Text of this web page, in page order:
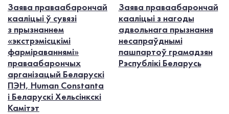
Заява праваабарончай
кааліцыі ў сувязі
з прызнаннем
«экстрэмісцкімі
фарміраваннямі»
праваабарончых
арганізацый Беларускі
ПЭН, Human Constanta
і Беларускі Хельсінкскі
Камітэт
Заява праваабарончай
кааліцыі з нагоды
адвольнага прызнання
несапраўднымі
пашпартоў грамадзян
Рэспублікі Беларусь